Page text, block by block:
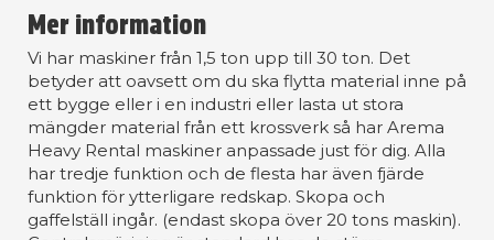
Mer information
Vi har maskiner från 1,5 ton upp till 30 ton. Det
betyder att oavsett om du ska flytta material inne på
ett bygge eller i en industri eller lasta ut stora
mängder material från ett krossverk så har Arema
Heavy Rental maskiner anpassade just för dig. Alla
har tredje funktion och de flesta har även fjärde
funktion för ytterligare redskap. Skopa och
gaffelställ ingår. (endast skopa över 20 tons maskin).